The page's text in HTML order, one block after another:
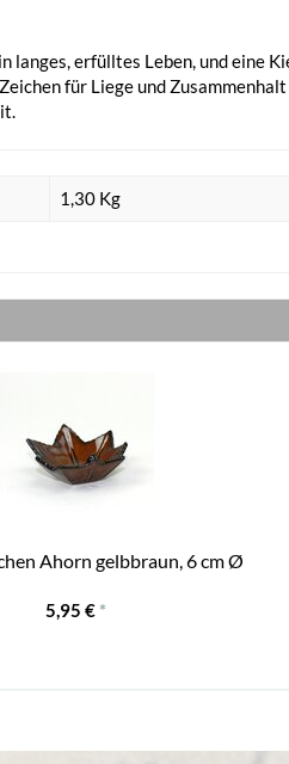
erfülltes Leben, und eine
für Liege und
1,30 Kg
Ahorn gelbbraun, 6 cm Ø
5,95 € *